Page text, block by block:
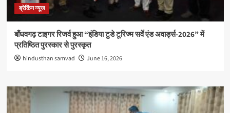
ब्रेकिंग न्यूज
बाँधवगढ़ टाइगर रिजर्व हुआ “इंडिया टुडे टूरिज्म सर्वे एंड अवार्ड्स-2026” में
प्रतिष्ठित पुरस्कार से पुरस्कृत
hindusthan samvad June 16, 2026